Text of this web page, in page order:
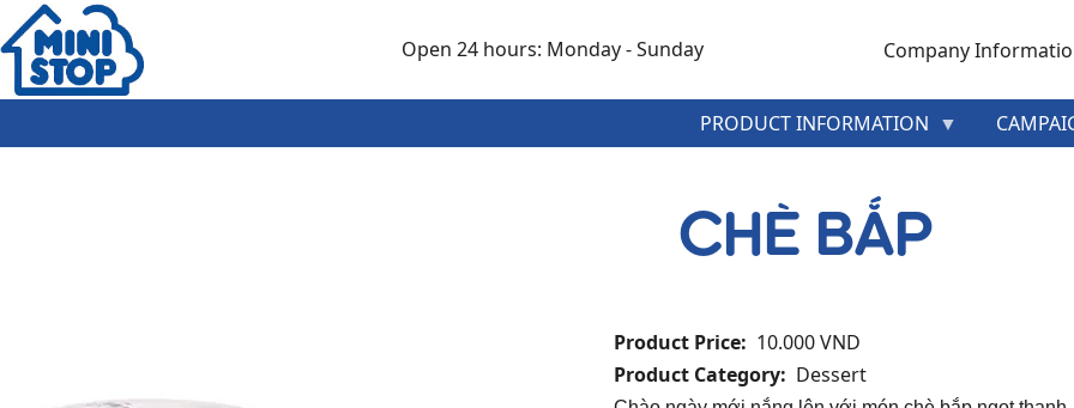
Skip to main content
Open 24 hours: Monday - Sunday
MENU
HEADER
TOP
Company
PRODUCT INFORMATION
CHÈ BẮP
Product Price
10.000 VND
Product Category
Dessert